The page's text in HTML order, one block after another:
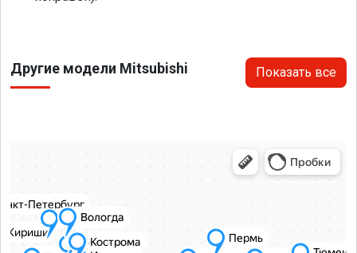
Другие модели Mitsubishi Показать все